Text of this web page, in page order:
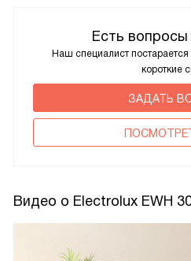
Есть
Наш специалист постарается
короткие
ЗАДАТЬ
Видео о Electrolux EWH